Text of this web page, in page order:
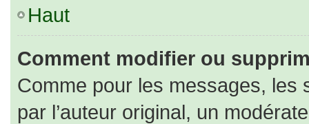
Haut
Comment modifier ou
Comme pour les messages, les
par l’auteur original, un